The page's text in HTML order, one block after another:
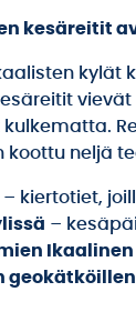
kesäreitit
kylät
koottu neljä
– kiertotiet,
–
Ikaalinen
geokätköillen